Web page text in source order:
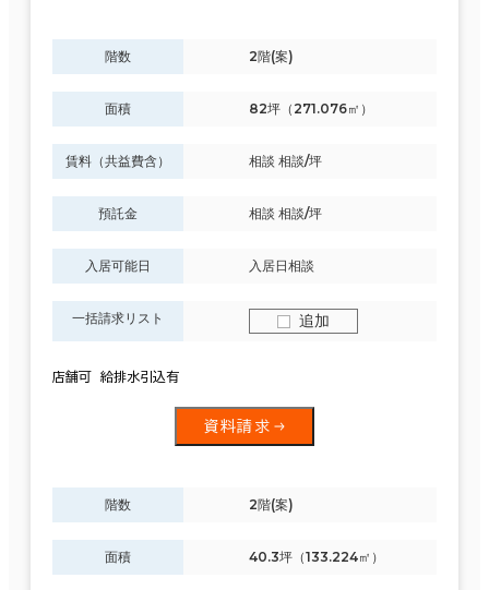
階数 2階(案)
面積 82坪（271.076㎡）
賃料（共益費含） 相談 相談/坪
預託金 相談 相談/坪
入居可能日 入居日相談
一括請求リスト 追加
店舗可 給排水引込有
資料請求
階数 2階(案)
面積 40.3坪（133.224㎡）